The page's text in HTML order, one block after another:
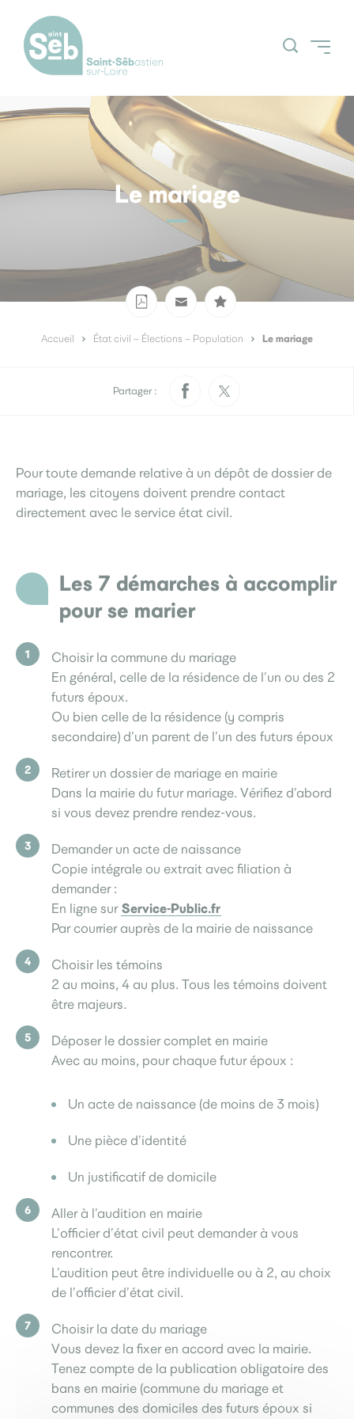
Accueil
Actualités
Agenda
La Ville
Culture
Je participe
Découvrir la ville Grands projets
Nos grands
évènements
Espace Citoyens
(Guichetnumerik)
d’identité
Déchets Développement
durable
Menus scolaires L’accueil de loisirs
Saint-Seb’ le mag Sourds et
Le mariage
Accueil État civil – Élections – Population Le mariage
Partager :
Pour toute demande relative à un dépôt de dossier de
mariage, les citoyens doivent prendre contact
directement avec le service état civil.
Les 7 démarches à accomplir
pour se marier
Choisir la commune du mariage
En général, celle de la résidence de l’un ou des 2
futurs époux.
Ou bien celle de la résidence (y compris
secondaire) d’un parent de l’un des futurs époux
Retirer un dossier de mariage en mairie
Dans la mairie du futur mariage. Vérifiez d’abord
si vous devez prendre rendez-vous.
Demander un acte de naissance
Copie intégrale ou extrait avec filiation à
demander :
En ligne surService-Public.fr
Par courrier auprès de la mairie de naissance
Choisir les témoins
2 au moins, 4 au plus. Tous les témoins doivent
être majeurs.
Déposer le dossier complet en mairie
Avec au moins, pour chaque futur époux :
Un acte de naissance (de moins de 3 mois)
Une pièce d’identité
Un justificatif de domicile
Aller à l’audition en mairie
L’officier d’état civil peut demander à vous
rencontrer.
L’audition peut être individuelle ou à 2, au choix
de l’officier d’état civil.
Choisir la date du mariage
Vous devez la fixer en accord avec la mairie.
Tenez compte de la publication obligatoire des
bans en mairie (commune du mariage et
communes des domiciles des futurs époux si